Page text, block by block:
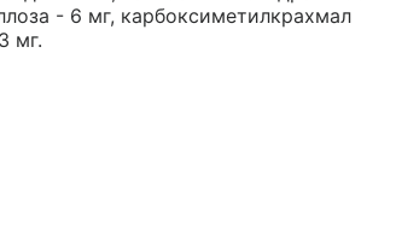
- 6 мг, карбоксиметилкрахмал
мг.